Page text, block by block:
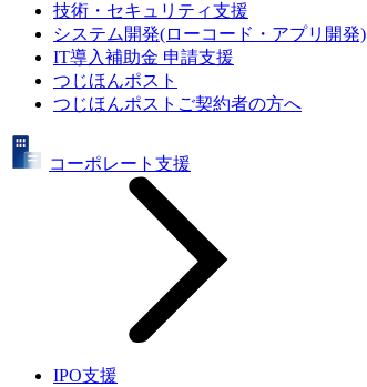
技術・セキュリティ支援
システム開発(ローコード・アプリ開発)
IT導入補助金 申請支援
つじほんポスト
つじほんポストご契約者の方へ
コーポレート支援
IPO支援